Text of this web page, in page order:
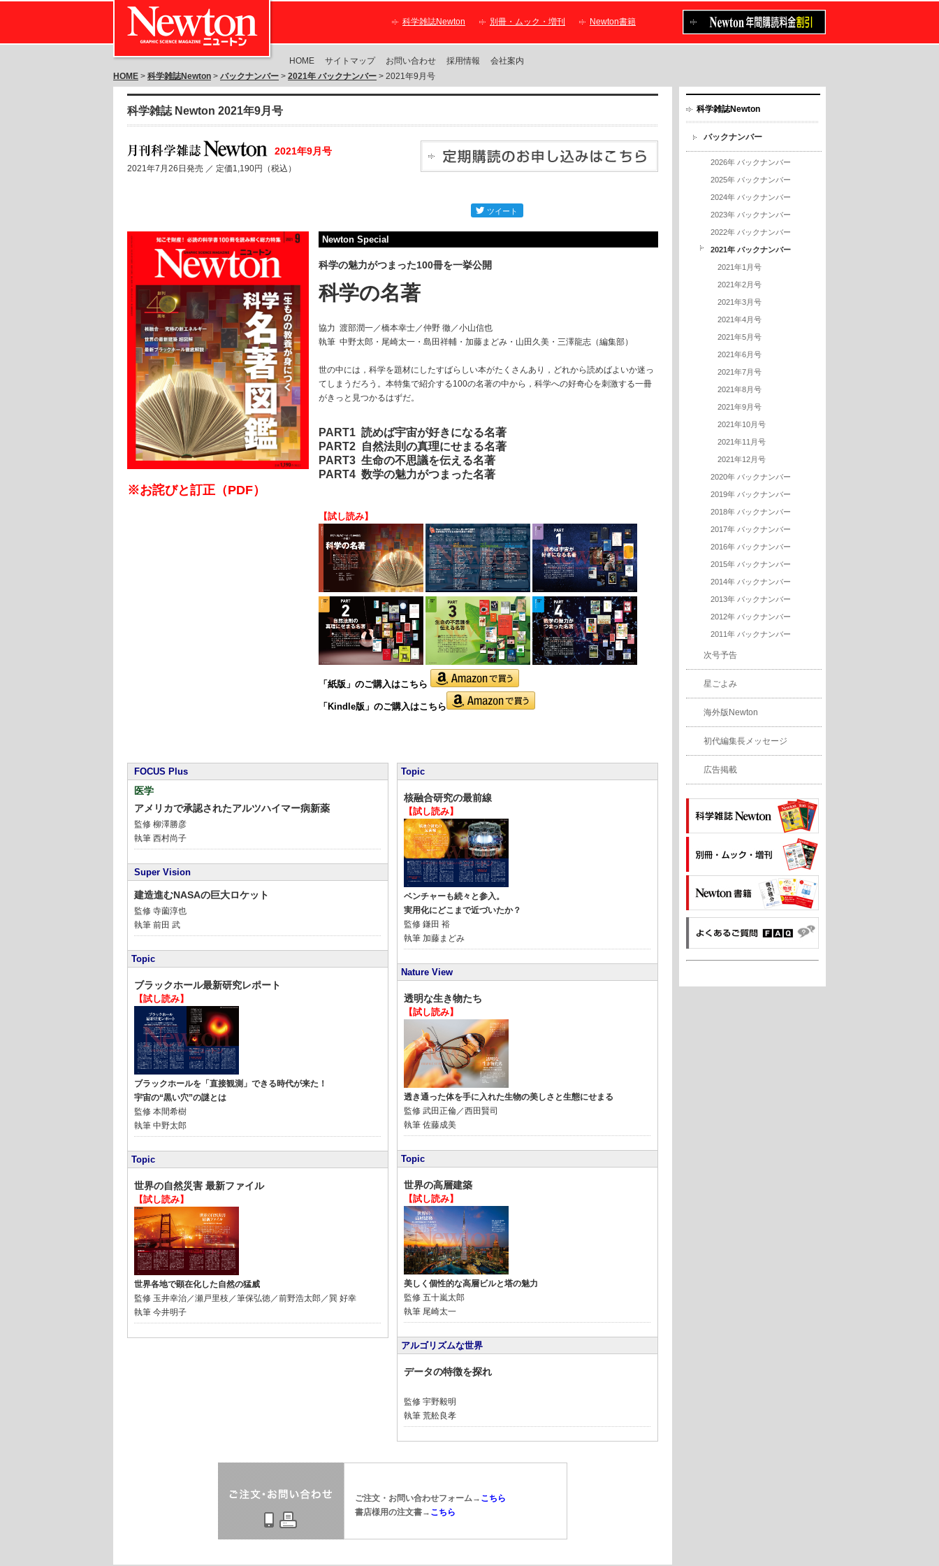
科学雑誌Newton 別冊・ムック・増刊 Newton書籍
HOME サイトマップ お問い合わせ 採用情報
会社案内
HOME > 科学雑誌Newton > バックナンバー > 2021年 バックナンバー > 2021年9月号
科学雑誌 Newton 2021年9月号
2021年9月号
2021年7月26日発売 ／ 定価1,190円（税込）
※お詫びと訂正（PDF）
Newton Special
科学の魅力がつまった100冊を一挙公開
科学の名著
協力 渡部潤一／橋本幸士／仲野 徹／小山信也
執筆 中野太郎・尾崎太一・島田祥輔・加藤まどみ・山田久美・三澤龍志（編集部）
世の中には，科学を題材にしたすばらしい本がたくさんあり，どれから読めばよいか迷っ
てしまうだろう。本特集で紹介する100の名著の中から，科学への好奇心を刺激する一冊
がきっと見つかるはずだ。
PART1 読めば宇宙が好きになる名著
PART2 自然法則の真理にせまる名著
PART3 生命の不思議を伝える名著
PART4 数学の魅力がつまった名著
【試し読み】
「紙版」のご購入はこちら
「Kindle版」のご購入はこちら
FOCUS Plus
医学
アメリカで承認されたアルツハイマー病新薬
監修柳澤勝彦
執筆 西村尚子
Super Vision
建造進むNASAの巨大ロケット
監修寺薗淳也
執筆 前田 武
Topic
ブラックホール最新研究レポート
【試し読み】
ブラックホールを「直接観測」できる時代が来た！
宇宙の“黒い穴”の謎とは
監修本間希樹
執筆中野太郎
Topic
世界の自然災害 最新ファイル
【試し読み】
世界各地で顕在化した自然の猛威
監修 玉井幸治／瀬戸里枝／筆保弘徳／前野浩太郎／巽 好幸
執筆今井明子
Topic
核融合研究の最前線
【試し読み】
ベンチャーも続々と参入。
実用化にどこまで近づいたか？
監修 鎌田 裕
執筆 加藤まどみ
Nature View
透明な生き物たち
【試し読み】
透き通った体を手に入れた生物の美しさと生態にせまる
監修 武田正倫／西田賢司
執筆 佐藤成美
Topic
世界の高層建築
【試し読み】
美しく個性的な高層ビルと塔の魅力
監修 五十嵐太郎
執筆 尾崎太一
アルゴリズムな世界
データの特徴を探れ
監修 宇野毅明
執筆 荒舩良孝
ご注文・お問い合わせフォーム→ こちら
書店様用の注文書→ こちら
科学雑誌Newton
バックナンバー
2026年 バックナンバー
2025年 バックナンバー
2024年 バックナンバー
2023年 バックナンバー
2022年 バックナンバー
2021年 バックナンバー
2021年1月号
2021年2月号
2021年3月号
2021年4月号
2021年5月号
2021年6月号
2021年7月号
2021年8月号
2021年9月号
2021年10月号
2021年11月号
2021年12月号
2020年 バックナンバー
2019年 バックナンバー
2018年 バックナンバー
2017年 バックナンバー
2016年 バックナンバー
2015年 バックナンバー
2014年 バックナンバー
2013年 バックナンバー
2012年 バックナンバー
2011年 バックナンバー
次号予告
星ごよみ
海外版Newton
初代編集長メッセージ
広告掲載